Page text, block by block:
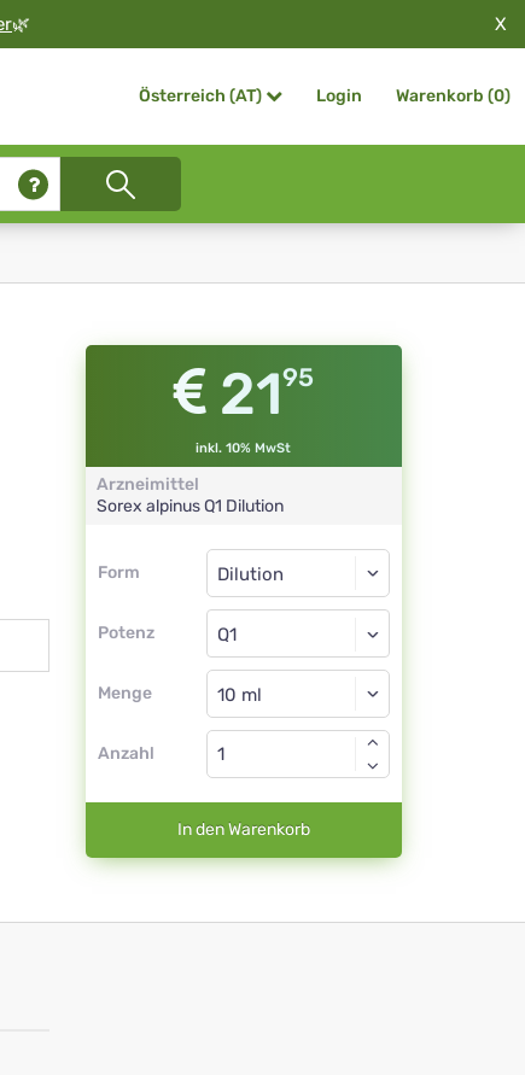
🌿 X
Österreich (AT) Login Warenkorb (0)
2195
inkl. 10% MwSt
Arzneimittel
Sorex alpinusQ1 Dilution
Form
Form
Potenz
Dilution
Q1
Menge
Dilution
Anzahl
In den Warenkorb